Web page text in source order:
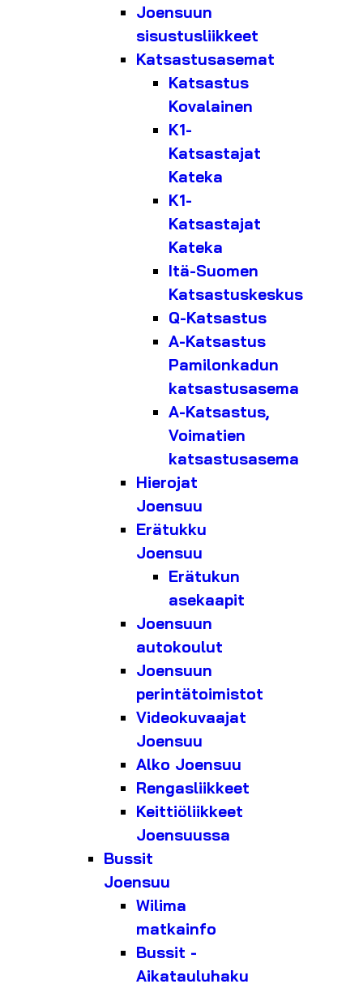
Joensuun
sisustusliikkeet
Katsastusasemat
Katsastus
Kovalainen
K1-
Katsastajat
Kateka
K1-
Katsastajat
Kateka
Itä-Suomen
Katsastuskeskus
Q-Katsastus
A-Katsastus
Pamilonkadun
katsastusasema
A-Katsastus,
Voimatien
katsastusasema
Hierojat
Joensuu
Erätukku
Joensuu
Erätukun
asekaapit
Joensuun
autokoulut
Joensuun
perintätoimistot
Videokuvaajat
Joensuu
Alko Joensuu
Rengasliikkeet
Keittiöliikkeet
Joensuussa
Bussit
Joensuu
Wilima
matkainfo
Bussit -
Aikatauluhaku